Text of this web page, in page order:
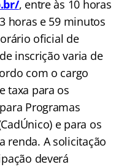
, entre às 10 horas
horas e 59 minutos
oficial de
inscrição varia de
com o cargo
taxa para os
Programas
e para os
renda. A solicitação
deverá